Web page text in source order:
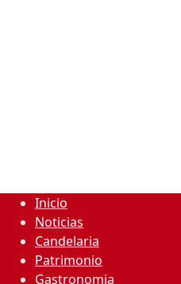
Inicio
Noticias
Candelaria
Patrimonio
Gastronomia